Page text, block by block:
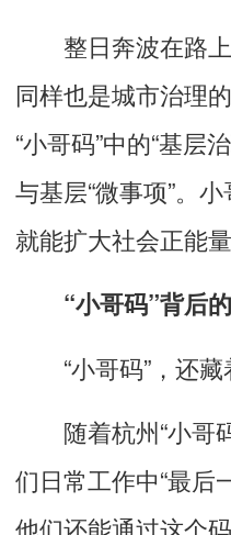
整日奔波在路上
同样也是城市治理
“小哥码”中的“基层
与基层“微事项”。
就能扩大社会正能量
“小哥码”背后
“小哥码”，还藏
随着杭州“小哥
们日常工作中“最后
他们还能通过这个